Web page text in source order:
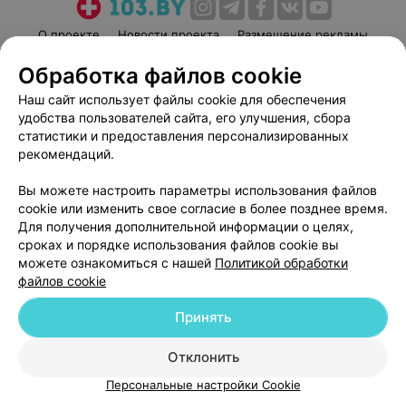
О проекте Новости проекта
Размещение рекламы
Пользовательское соглашение
Способы оплаты
Вакансии
Партнеры
Написать руководителю 103.by
Персональные настройки cookie
Обработка персональных данных
© 2026 ООО «Артокс Лаб», УНП 191700409| 220012, Республика Беларусь,
г. Минск, улица Толбухина, 2, пом. 16 | help@103.by
Служба поддержки +375 291212755
Обработка файлов cookie
Наш сайт использует файлы cookie для обеспечения
удобства пользователей сайта, его улучшения, сбора
статистики и предоставления персонализированных
рекомендаций.
Вы можете настроить параметры использования файлов
cookie или изменить свое согласие в более позднее время.
Для получения дополнительной информации о целях,
сроках и порядке использования файлов cookie вы
можете ознакомиться с нашей Политикой обработки
файлов cookie
Отклонить
Принять
Персональные настройки Cookie